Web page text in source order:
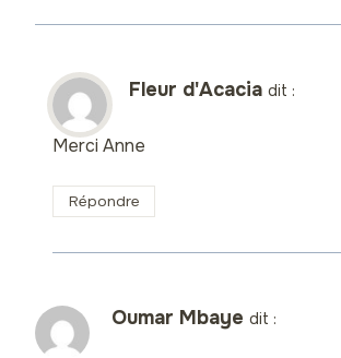
Fleur d'Acacia dit :
Merci Anne
Répondre
Oumar Mbaye dit :